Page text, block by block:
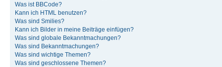
Was ist BBCode?
Kann ich HTML benutzen?
Was sind Smilies?
Kann ich Bilder in meine Beiträge einfügen?
Was sind globale Bekanntmachungen?
Was sind Bekanntmachungen?
Was sind wichtige Themen?
Was sind geschlossene Themen?